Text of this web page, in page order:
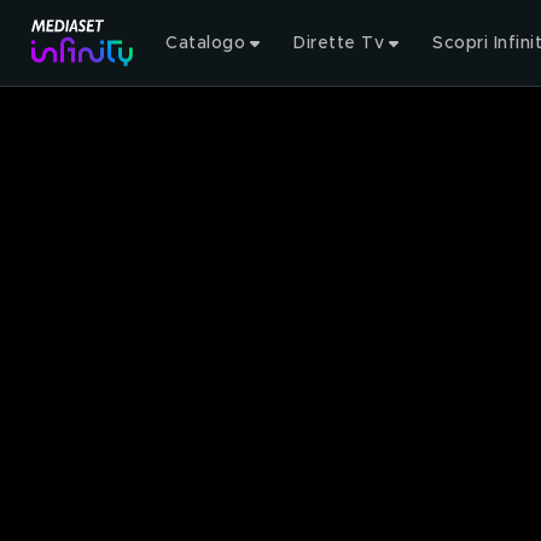
Catalogo Dirette Tv Scopri